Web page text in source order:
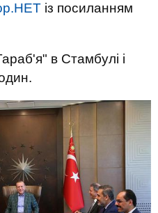
із посиланням
в Стамбулі і